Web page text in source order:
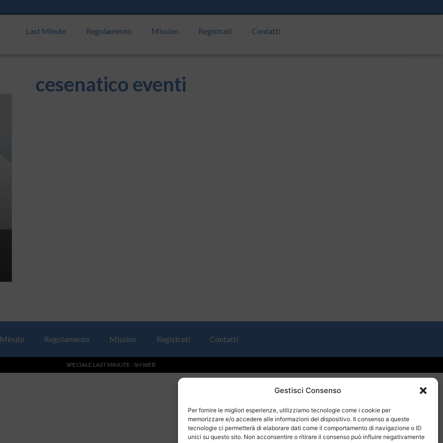
Gestisci Consenso
Per fornire le migliori esperienze, utilizziamo tecnologie come i cookie per
memorizzare e/o accedere alle informazioni del dispositivo. Il consenso a queste
tecnologie ci permetterà di elaborare dati come il comportamento di navigazione o ID
unici su questo sito. Non acconsentire o ritirare il consenso può influire negativamente
Last Minute Regolamento Mission Registrati Contatti
cesenatico eventi
Regolamento Mission Registrati Contatti
SPECIALE LAST MINUTE - SH WEB